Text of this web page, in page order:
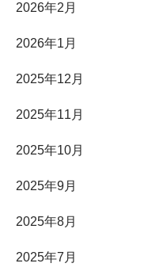
2026年2月
2026年1月
2025年12月
2025年11月
2025年10月
2025年9月
2025年8月
2025年7月